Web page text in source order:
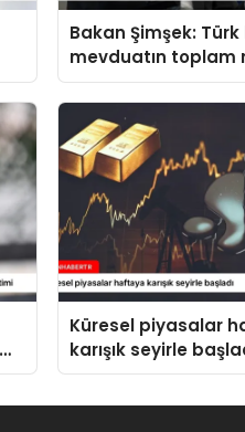
Bakan Şimşek: Türk
mevduatın toplam
içindeki payı 11
seviyelerine ulaştı
Küresel piyasalar
karışık seyirle